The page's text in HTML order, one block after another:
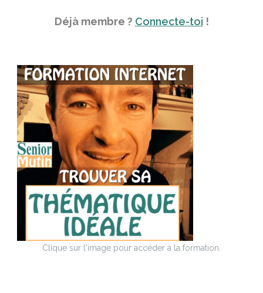
Déjà membre ? Connecte-toi !
Clique sur l'image pour accéder à la formation.